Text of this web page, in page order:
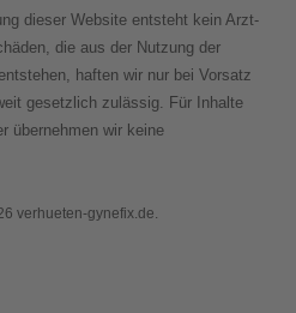
dieser Website entsteht kein Arzt-
die aus der Nutzung der
haften wir nur bei Vorsatz
gesetzlich zulässig. Für Inhalte
übernehmen wir keine
verhueten-gynefix.de.